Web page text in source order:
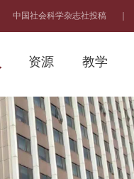
中国社会科学杂志社投稿
资源 教学